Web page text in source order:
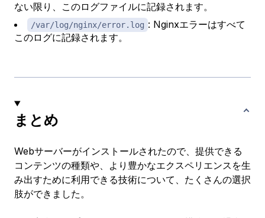
ない限り、このログファイルに記録されます。
/var/log/nginx/error.log : Nginxエラーはすべて
このログに記録されます。
まとめ
Webサーバーがインストールされたので、提供できる
コンテンツの種類や、より豊かなエクスペリエンスを生
み出すために利用できる技術について、たくさんの選択
肢ができました。